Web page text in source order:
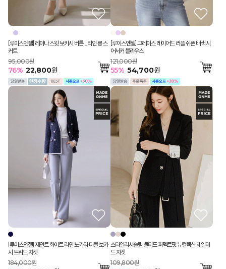
[루이스엔젤] 레아나 스윗 보카시 버튼 L라인 롱 스
커트
95,000원
76% 22,800원
[루이스엔젤] 그레이스 레이어드 러플 쉬폰 배색 시
어서커 블라우스
121,000원
55% 54,700원
[루이스엔젤] 제인트 화이트 라인 노카라 더블 보카
시 트위드 자켓
184,000원
스타일리시슬림 벨티드 퍼펙트핏 뉴컬렉션 테일러
드 자켓
109,800원